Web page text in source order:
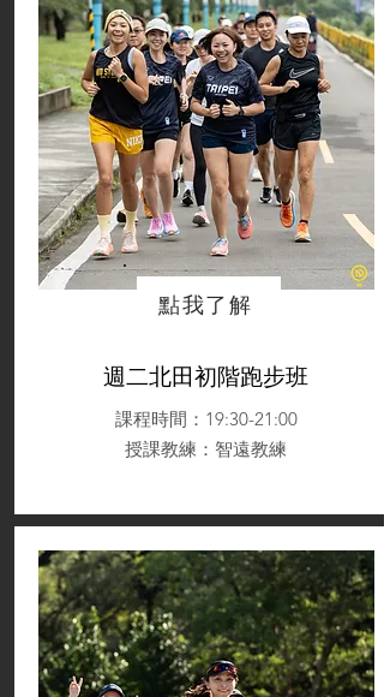
點我了解
週二北田初階跑步班
課程時間：19:30-21:00
授課教練 ：智遠教練